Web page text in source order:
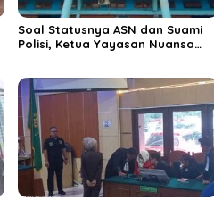
Soal Statusnya ASN dan Suami
Polisi, Ketua Yayasan Nuansa